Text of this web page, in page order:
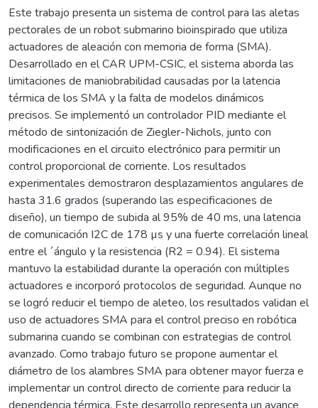
Este trabajo presenta un sistema de control para las aletas
pectorales de un robot submarino bioinspirado que utiliza
actuadores de aleación con memoria de forma (SMA).
Desarrollado en el CAR UPM-CSIC, el sistema aborda las
limitaciones de maniobrabilidad causadas por la latencia
térmica de los SMA y la falta de modelos dinámicos
precisos. Se implementó un controlador PID mediante el
método de sintonización de Ziegler-Nichols, junto con
modificaciones en el circuito electrónico para permitir un
control proporcional de corriente. Los resultados
experimentales demostraron desplazamientos angulares de
hasta 31.6 grados (superando las especificaciones de
diseño), un tiempo de subida al 95% de 40 ms, una latencia
de comunicación I2C de 178 µs y una fuerte correlación lineal
entre el ´ángulo y la resistencia (R2 = 0.94). El sistema
mantuvo la estabilidad durante la operación con múltiples
actuadores e incorporó protocolos de seguridad. Aunque no
se logró reducir el tiempo de aleteo, los resultados validan el
uso de actuadores SMA para el control preciso en robótica
submarina cuando se combinan con estrategias de control
avanzado. Como trabajo futuro se propone aumentar el
diámetro de los alambres SMA para obtener mayor fuerza e
implementar un control directo de corriente para reducir la